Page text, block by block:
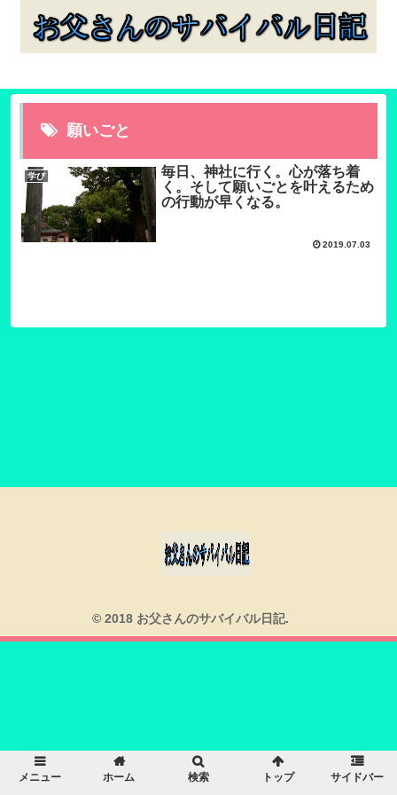
願いごと
学び
毎日、神社に行く。心が落ち着
く。そして願いごとを叶えるため
の行動が早くなる。
2019.07.03
© 2018 お父さんのサバイバル日記.
メニュー ホーム 検索 トップ サイドバー